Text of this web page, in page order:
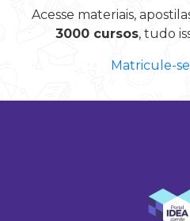
Acesse materiais,
3000 cursos, tudo
Matricule-